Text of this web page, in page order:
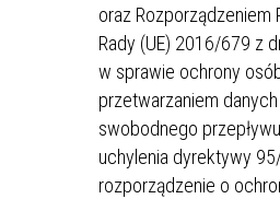
oraz Rozporządzeniem
Rady (UE) 2016/679 z
w sprawie ochrony
przetwarzaniem
swobodnego
uchylenia dyrektywy
rozporządzenie o